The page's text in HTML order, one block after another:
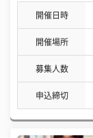
開催日時
開催場所
募集人数
申込締切